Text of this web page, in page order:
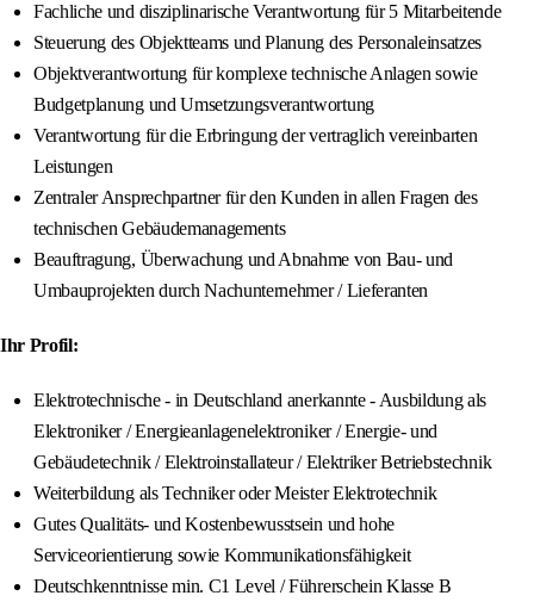
Fachliche und disziplinarische Verantwortung für 5 Mitarbeitende
Steuerung des Objektteams und Planung des Personaleinsatzes
Objektverantwortung für komplexe technische Anlagen sowie
Budgetplanung und Umsetzungsverantwortung
Verantwortung für die Erbringung der vertraglich vereinbarten
Leistungen
Zentraler Ansprechpartner für den Kunden in allen Fragen des
technischen Gebäudemanagements
Beauftragung, Überwachung und Abnahme von Bau- und
Umbauprojekten durch Nachunternehmer / Lieferanten
Ihr Profil:
Elektrotechnische - in Deutschland anerkannte - Ausbildung als
Elektroniker / Energieanlagenelektroniker / Energie- und
Gebäudetechnik / Elektroinstallateur / Elektriker Betriebstechnik
Weiterbildung als Techniker oder Meister Elektrotechnik
Gutes Qualitäts- und Kostenbewusstsein und hohe
Serviceorientierung sowie Kommunikationsfähigkeit
Deutschkenntnisse min. C1 Level / Führerschein Klasse B